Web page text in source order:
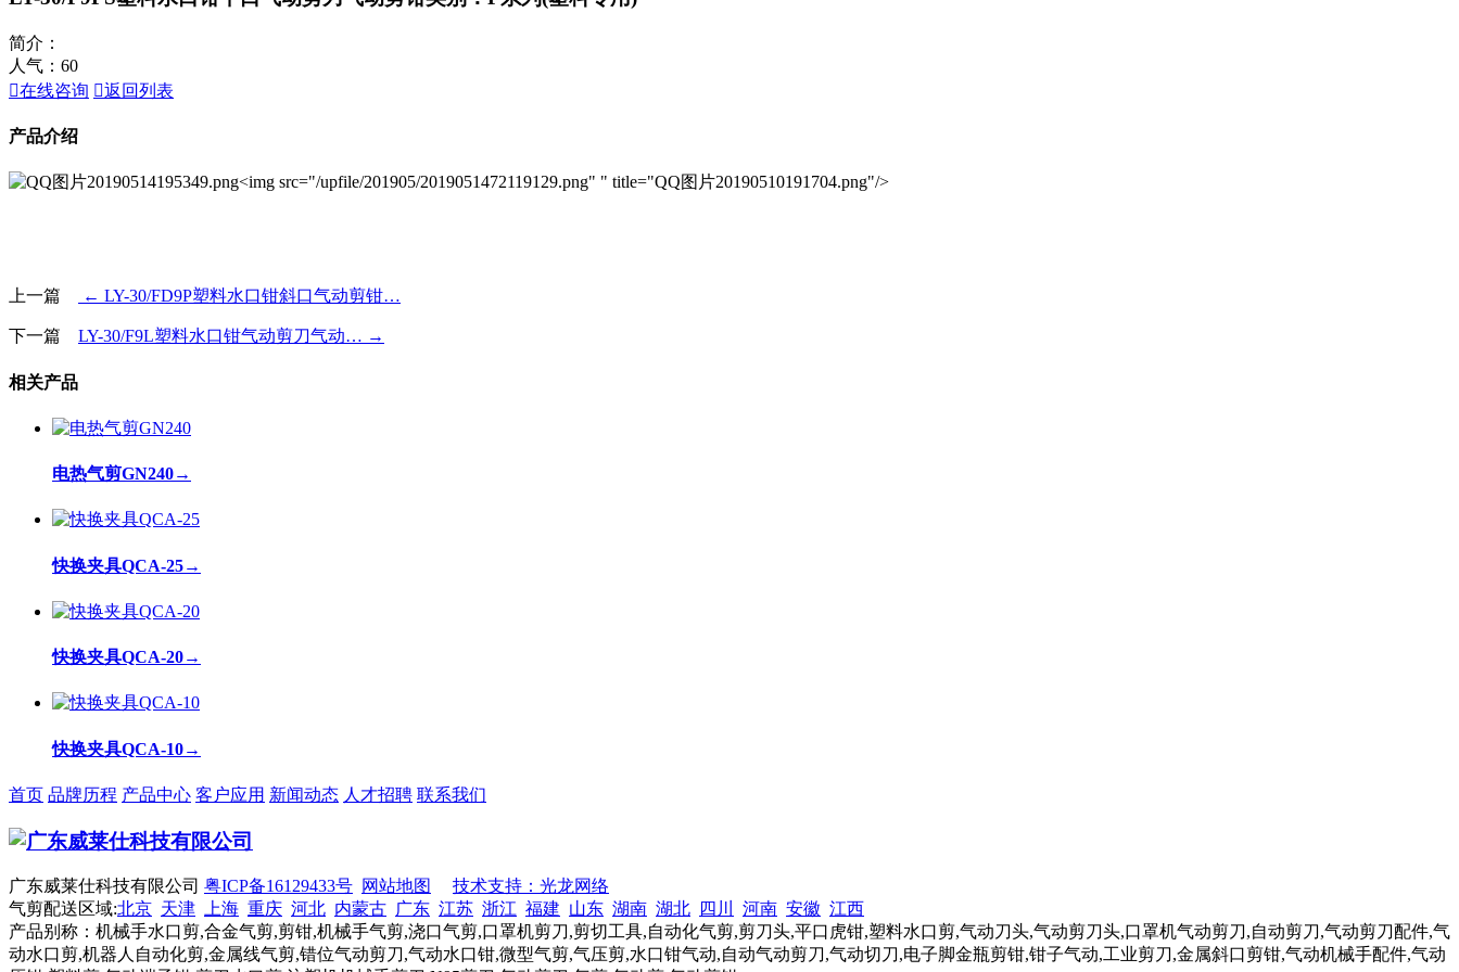
简介：
人气： 60
在线咨询 返回列表
产品介绍
<img src="/upfile/201905/2019051472119129.png" " title="QQ图片20190510191704.png"/>
上一篇 ← LY-30/FD9P塑料水口钳斜口气动剪钳…
下一篇 LY-30/F9L塑料水口钳气动剪刀气动… →
相关产品
电热气剪GN240→
快换夹具QCA-25→
快换夹具QCA-20→
快换夹具QCA-10→
首页 品牌历程 产品中心 客户应用 新闻动态 人才招聘 联系我们
广东威莱仕科技有限公司 粤ICP备16129433号 网站地图
技术支持：光龙网络
气剪配送区域:北京 天津 上海 重庆 河北 内蒙古 广东 江苏 浙江 福建 山东 湖南 湖北 四川 河南 安徽 江西
产品别称：机械手水口剪,合金气剪,剪钳,机械手气剪,浇口气剪,口罩机剪刀,剪切工具,自动化气剪,剪刀头,平口虎钳,塑料水口剪,气动刀头,气动剪刀头,口罩机气动剪刀,自动剪刀,气动剪刀配件,气
动水口剪,机器人自动化剪,金属线气剪,错位气动剪刀,气动水口钳,微型气剪,气压剪,水口钳气动,自动气动剪刀,气动切刀,电子脚金瓶剪钳,钳子气动,工业剪刀,金属斜口剪钳,气动机械手配件,气动